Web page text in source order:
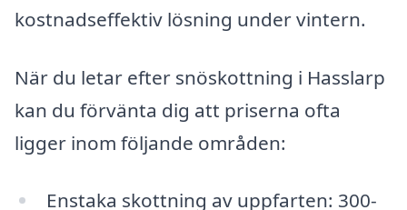
kostnadseffektiv lösning under vintern.
När du letar efter snöskottning i Hasslarp
kan du förvänta dig att priserna ofta
ligger inom följande områden:
Enstaka skottning av uppfarten: 300-